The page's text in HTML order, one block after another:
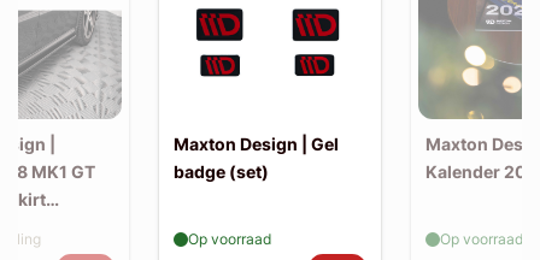
|
MK1 GT
skirt
Maxton Design | Gel
badge (set)
Op voorraad
Maxton
Kalender
Op voorraad